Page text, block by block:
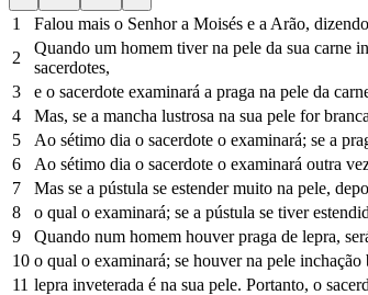
1
Falou mais o Senhor a Moisés e a Arão,
2
Quando um homem tiver na pele da sua carne
sacerdotes,
3
e o sacerdote examinará a praga na pele da
4
Mas, se a mancha lustrosa na sua pele for
5
Ao sétimo dia o sacerdote o examinará; se a
6
Ao sétimo dia o sacerdote o examinará outra
7
Mas se a pústula se estender muito na pele,
8
o qual o examinará; se a pústula se tiver
9
Quando num homem houver praga de lepra,
10 o qual o examinará; se houver na pele
11 lepra inveterada é na sua pele. Portanto, o